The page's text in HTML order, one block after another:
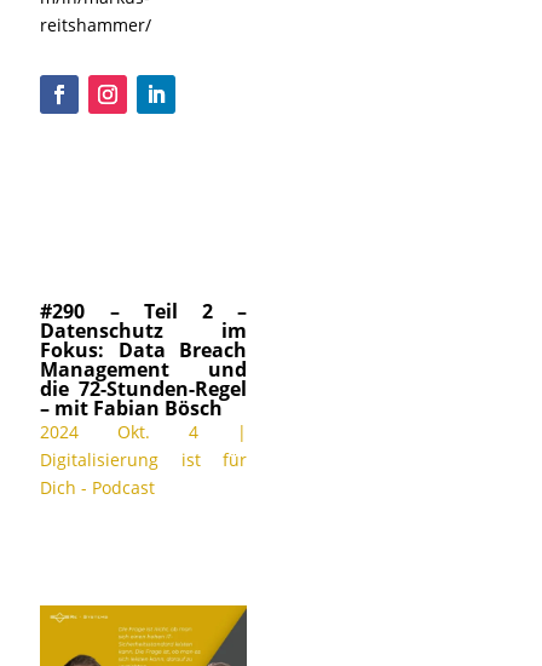
reitshammer/
#290 – Teil 2 –
Datenschutz im
Fokus: Data Breach
Management und
die 72-Stunden-Regel
– mit Fabian Bösch
2024 Okt. 4 |
Digitalisierung ist für
Dich - Podcast